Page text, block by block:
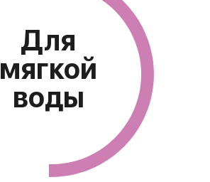
Для
мягкой
воды